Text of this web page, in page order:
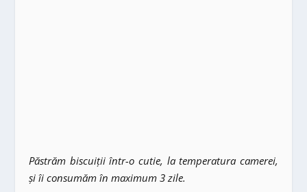
Păstrăm biscuiții într-o cutie, la temperatura camerei,
și îi consumăm în maximum 3 zile.